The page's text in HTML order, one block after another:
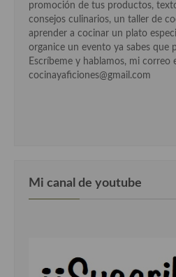
Cocina Aragonesa
Cocina Asturiana
Cocina Balear
Cocina Catalana
Cocina Madrileña
promoción de tus productos,
consejos culinarios, un taller de
aprender a cocinar un plato
organice un evento ya sabes que
Escríbeme y hablamos, mi correo
cocinayaficiones@gmail.com
Mi canal de youtube